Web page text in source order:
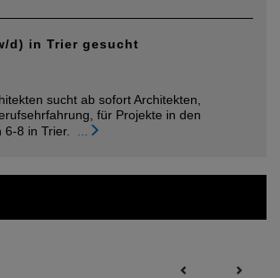
d) in Trier gesucht
sucht ab sofort Architekten,
für Projekte in den
8 in Trier.